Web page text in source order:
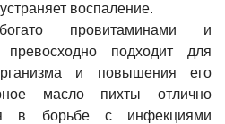
воспаление.
провитаминами и
подходит для
и повышения его
масло пихты отлично
в борьбе с инфекциями